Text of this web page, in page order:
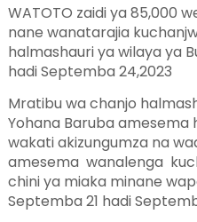
WATOTO zaidi ya 85,000
nane wanatarajia
halmashauri ya wilaya ya
hadi Septemba 24,2023
Mratibu wa chanjo
Yohana Baruba amesema
wakati akizungumza na
amesema wanalenga
chini ya miaka minane
Septemba 21 hadi